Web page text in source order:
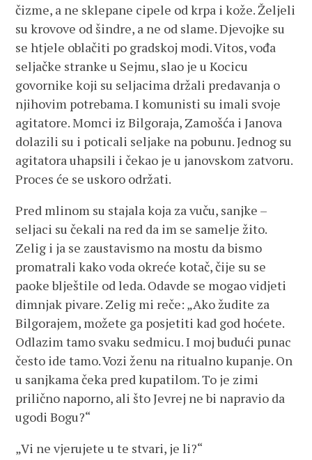
čizme, a ne sklepane cipele od krpa i kože. Željeli
su krovove od šindre, a ne od slame. Djevojke su
se htjele oblačiti po gradskoj modi. Vitos, vođa
seljačke stranke u Sejmu, slao je u Kocicu
govornike koji su seljacima držali predavanja o
njihovim potrebama. I komunisti su imali svoje
agitatore. Momci iz Bilgoraja, Zamošća i Janova
dolazili su i poticali seljake na pobunu. Jednog su
agitatora uhapsili i čekao je u janovskom zatvoru.
Proces će se uskoro održati.
Pred mlinom su stajala koja za vuču, sanjke –
seljaci su čekali na red da im se samelje žito.
Zelig i ja se zaustavismo na mostu da bismo
promatrali kako voda okreće kotač, čije su se
paoke blještile od leda. Odavde se mogao vidjeti
dimnjak pivare. Zelig mi reče: „Ako žudite za
Bilgorajem, možete ga posjetiti kad god hoćete.
Odlazim tamo svaku sedmicu. I moj budući punac
često ide tamo. Vozi ženu na ritualno kupanje. On
u sanjkama čeka pred kupatilom. To je zimi
prilično naporno, ali što Jevrej ne bi napravio da
ugodi Bogu?“
„Vi ne vjerujete u te stvari, je li?“